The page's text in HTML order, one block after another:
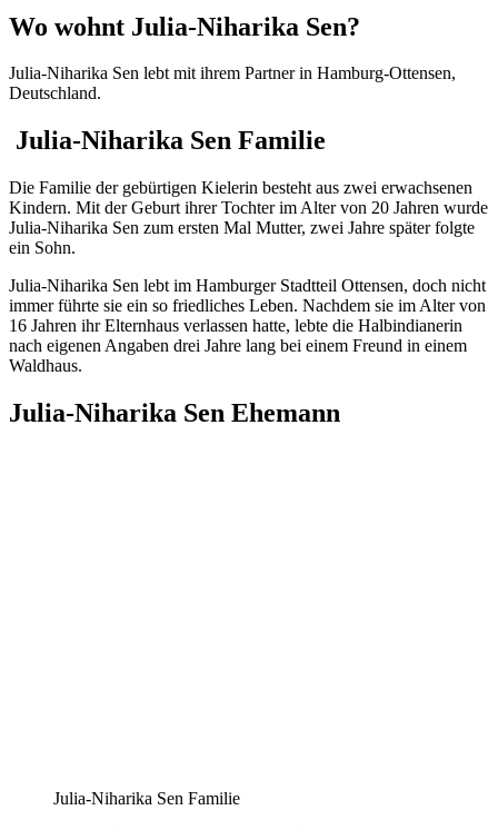
Wo wohnt Julia-Niharika Sen?
Julia-Niharika Sen lebt mit ihrem Partner in Hamburg-Ottensen,
Deutschland.
Julia-Niharika Sen Familie
Die Familie der gebürtigen Kielerin besteht aus zwei erwachsenen
Kindern. Mit der Geburt ihrer Tochter im Alter von 20 Jahren wurde
Julia-Niharika Sen zum ersten Mal Mutter, zwei Jahre später folgte
ein Sohn.
Julia-Niharika Sen lebt im Hamburger Stadtteil Ottensen, doch nicht
immer führte sie ein so friedliches Leben. Nachdem sie im Alter von
16 Jahren ihr Elternhaus verlassen hatte, lebte die Halbindianerin
nach eigenen Angaben drei Jahre lang bei einem Freund in einem
Waldhaus.
Julia-Niharika Sen Ehemann
Julia-Niharika Sen Familie